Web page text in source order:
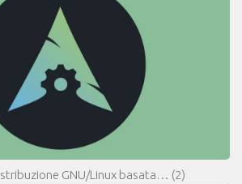
GNU/Linux basata… (2)